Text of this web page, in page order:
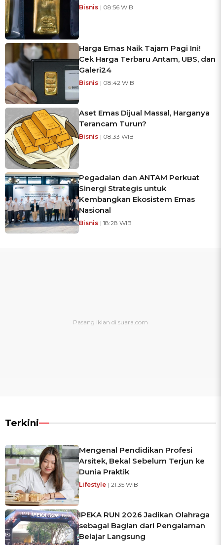
Bisnis | 08:56 WIB
Harga Emas Naik Tajam Pagi Ini!
Cek Harga Terbaru Antam, UBS, dan
Galeri24
Bisnis | 08:42 WIB
Aset Emas Dijual Massal, Harganya
Terancam Turun?
Bisnis | 08:33 WIB
Pegadaian dan ANTAM Perkuat
Sinergi Strategis untuk
Kembangkan Ekosistem Emas
Nasional
Bisnis | 18:28 WIB
Terkini
Mengenal Pendidikan Profesi
Arsitek, Bekal Sebelum Terjun ke
Dunia Praktik
Lifestyle | 21:35 WIB
IPEKA RUN 2026 Jadikan Olahraga
sebagai Bagian dari Pengalaman
Belajar Langsung